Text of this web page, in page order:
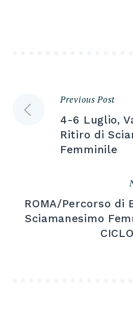
Navigazione
articoli
Previous Post
4-6 Luglio,
Ritiro di
Femminile
ROMA/Percorso di
Sciamanesimo